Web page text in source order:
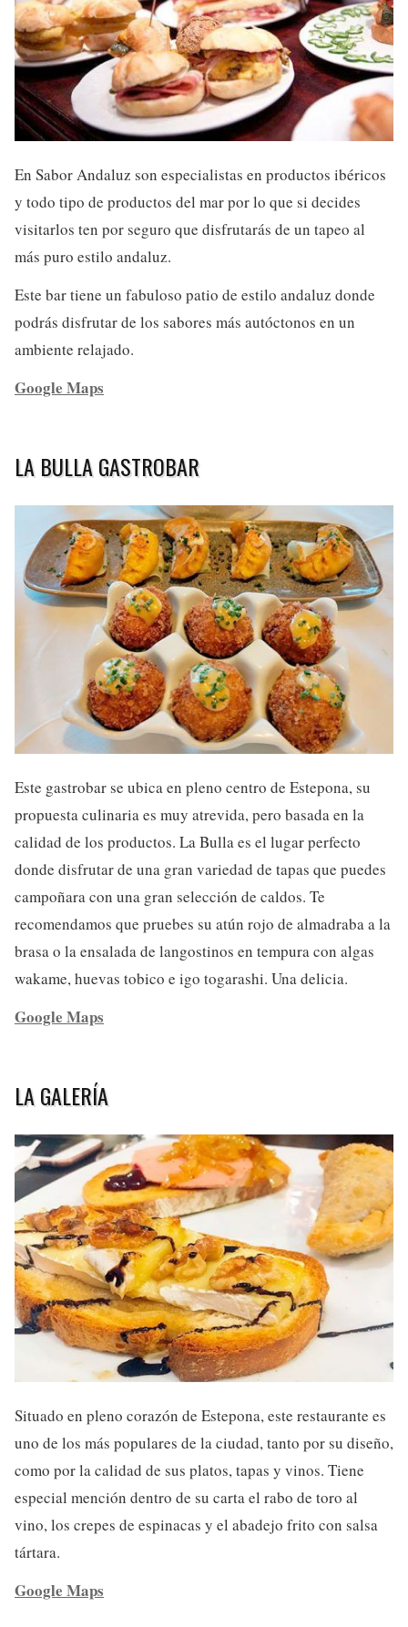
En Sabor Andaluz son especialistas en productos ibéricos
y todo tipo de productos del mar por lo que si decides
visitarlos ten por seguro que disfrutarás de un tapeo al
más puro estilo andaluz.
Este bar tiene un fabuloso patio de estilo andaluz donde
podrás disfrutar de los sabores más autóctonos en un
ambiente relajado.
Google Maps
LA BULLA GASTROBAR
Este gastrobar se ubica en pleno centro de Estepona, su
propuesta culinaria es muy atrevida, pero basada en la
calidad de los productos. La Bulla es el lugar perfecto
donde disfrutar de una gran variedad de tapas que puedes
campoñara con una gran selección de caldos. Te
recomendamos que pruebes su atún rojo de almadraba a la
brasa o la ensalada de langostinos en tempura con algas
wakame, huevas tobico e igo togarashi. Una delicia.
Google Maps
LA GALERÍA
Situado en pleno corazón de Estepona, este restaurante es
uno de los más populares de la ciudad, tanto por su diseño,
como por la calidad de sus platos, tapas y vinos. Tiene
especial mención dentro de su carta el rabo de toro al
vino, los crepes de espinacas y el abadejo frito con salsa
tártara.
Google Maps